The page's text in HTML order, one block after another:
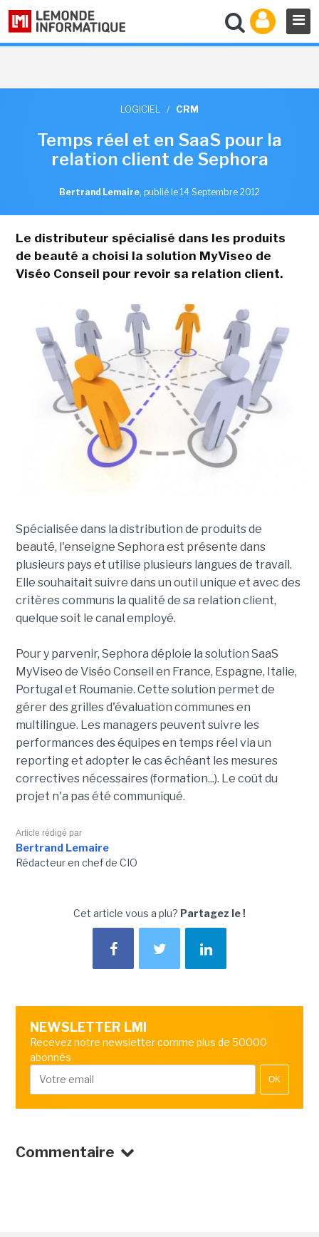
LOGICIEL / CRM
Temps réel et en SaaS pour la
relation client de Sephora
Bertrand Lemaire, publié le 14 Septembre 2012
Le distributeur spécialisé dans les produits
de beauté a choisi la solution MyViseo de
Viséo Conseil pour revoir sa relation client.
Spécialisée dans la distribution de produits de
beauté, l'enseigne Sephora est présente dans
plusieurs pays et utilise plusieurs langues de travail.
Elle souhaitait suivre dans un outil unique et avec des
critères communs la qualité de sa relation client,
quelque soit le canal employé.
Pour y parvenir, Sephora déploie la solution SaaS
MyViseo de Viséo Conseil en France, Espagne, Italie,
Portugal et Roumanie. Cette solution permet de
gérer des grilles d'évaluation communes en
multilingue. Les managers peuvent suivre les
performances des équipes en temps réel via un
reporting et adopter le cas échéant les mesures
correctives nécessaires (formation...). Le coût du
projet n'a pas été communiqué.
Article rédigé par
Bertrand Lemaire
Rédacteur en chef de CIO
Cet article vous a plu? Partagez le !
NEWSLETTER LMI
Recevez notre newsletter comme plus de 50000
abonnés
OK
Commentaire